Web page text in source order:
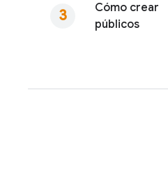
Cómo crear
públicos